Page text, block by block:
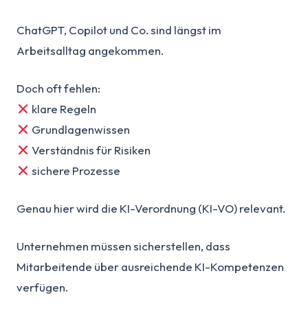
ChatGPT, Copilot und Co. sind längst im
Arbeitsalltag angekommen.
Doch oft fehlen:
klare Regeln
Grundlagenwissen
Verständnis für Risiken
sichere Prozesse
Genau hier wird die KI-Verordnung (KI-VO) relevant.
Unternehmen müssen sicherstellen, dass
Mitarbeitende über ausreichende KI-Kompetenzen
verfügen.